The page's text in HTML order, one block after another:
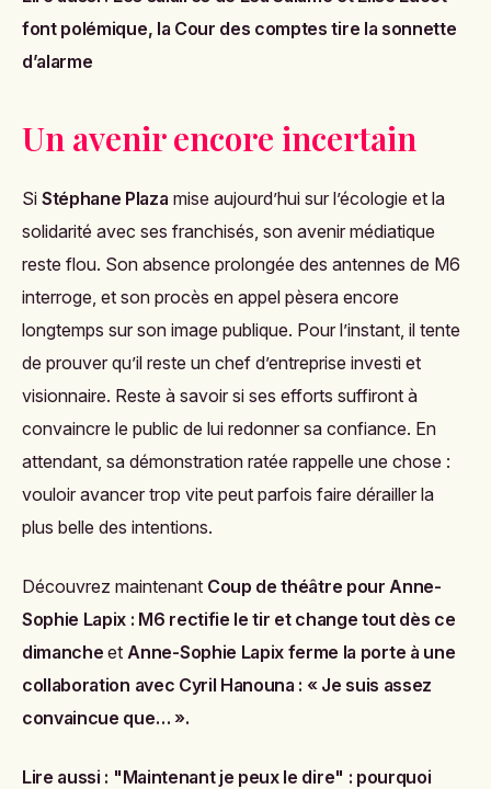
font polémique, la Cour des comptes tire la sonnette
d’alarme
Un avenir encore incertain
Si Stéphane Plaza mise aujourd’hui sur l’écologie et la
solidarité avec ses franchisés, son avenir médiatique
reste flou. Son absence prolongée des antennes de M6
interroge, et son procès en appel pèsera encore
longtemps sur son image publique. Pour l’instant, il tente
de prouver qu’il reste un chef d’entreprise investi et
visionnaire. Reste à savoir si ses efforts suffiront à
convaincre le public de lui redonner sa confiance. En
attendant, sa démonstration ratée rappelle une chose :
vouloir avancer trop vite peut parfois faire dérailler la
plus belle des intentions.
Découvrez maintenant Coup de théâtre pour Anne-
Sophie Lapix : M6 rectifie le tir et change tout dès ce
dimanche et Anne-Sophie Lapix ferme la porte à une
collaboration avec Cyril Hanouna : « Je suis assez
convaincue que… ».
Lire aussi : "Maintenant je peux le dire" : pourquoi